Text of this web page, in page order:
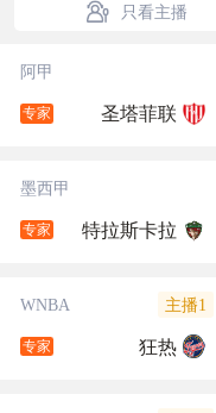
只看主播
阿甲
专家 圣塔菲联
墨西甲
专家 特拉斯卡拉
WNBA 主播1
专家 狂热